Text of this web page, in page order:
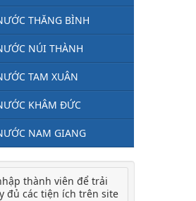
THĂNG BÌNH
NÚI THÀNH
TAM XUÂN
KHÂM ĐỨC
NAM GIANG
thành viên để trải
đủ các tiện ích trên site